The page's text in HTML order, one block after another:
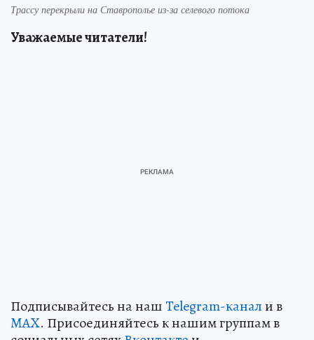
Трассу перекрыли на Ставрополье из-за селевого потока
Уважаемые читатели!
Подписывайтесь на нашTelegram-канали в
MAX. Присоединяйтесь к нашим группам в